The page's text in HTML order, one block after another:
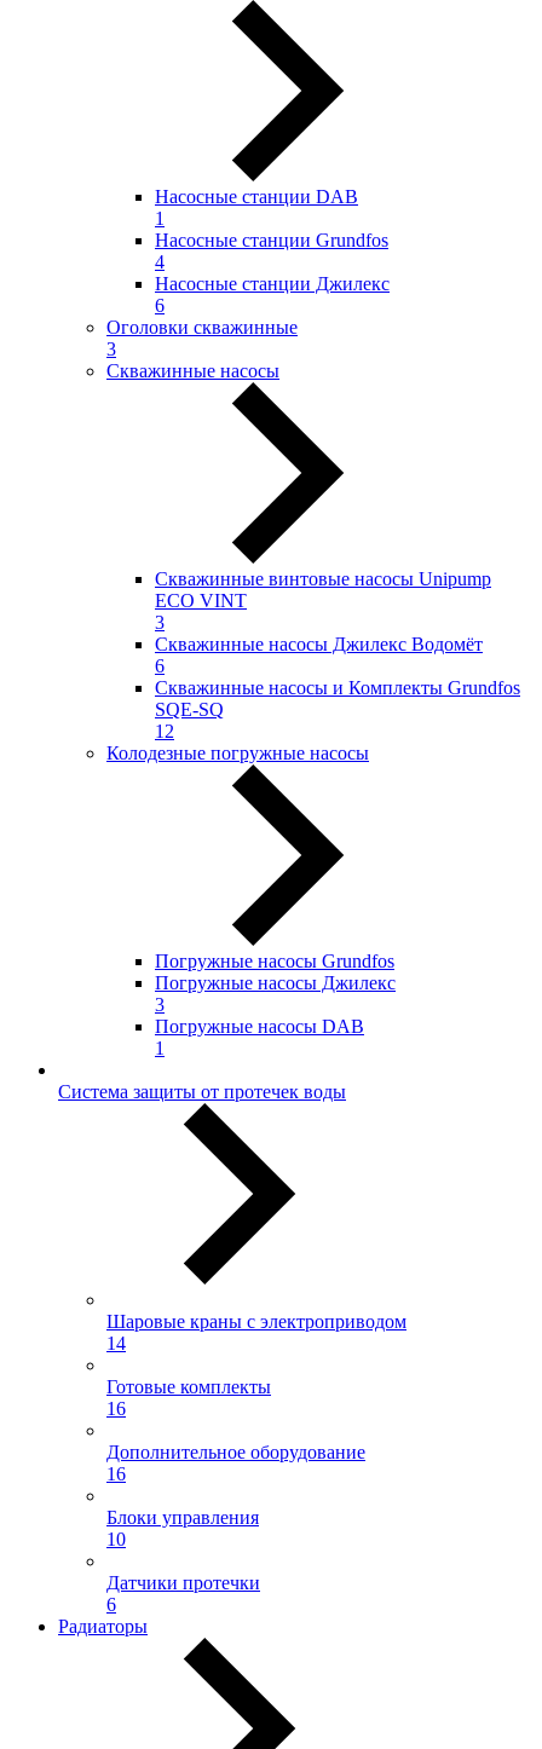
Насосные станции DAB
1
Насосные станции Grundfos
4
Насосные станции Джилекс
6
Оголовки скважинные
3
Скважинные насосы
Скважинные винтовые насосы Unipump
ECO VINT
3
Скважинные насосы Джилекс Водомёт
6
Скважинные насосы и Комплекты Grundfos
SQE-SQ
12
Колодезные погружные насосы
Погружные насосы Grundfos
Погружные насосы Джилекс
3
Погружные насосы DAB
1
Система защиты от протечек воды
Шаровые краны с электроприводом
14
Готовые комплекты
16
Дополнительное оборудование
16
Блоки управления
10
Датчики протечки
6
Радиаторы